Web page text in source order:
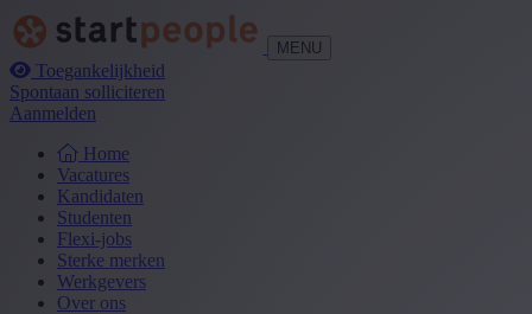
MENU
Toegankelijkheid
Spontaan solliciteren
Aanmelden
Home
Vacatures
Kandidaten
Studenten
Flexi-jobs
Sterke merken
Werkgevers
Over ons